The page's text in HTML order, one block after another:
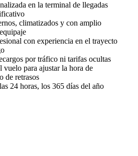
en la terminal de llegadas
climatizados y con amplio
con experiencia en el trayecto
por tráfico ni tarifas ocultas
vuelo para ajustar la hora de
de retrasos
24 horas, los 365 días del año